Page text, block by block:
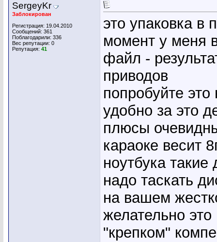
SergeyKr
Заблокирован
Регистрация: 19.04.2010
Сообщений: 361
Поблагодарили: 336
Вес репутации: 0
Репутация: 41
это упаковка в
момент у меня
файл -
приводов
попробуйте
удобно за это
плюсы
караоке весит
ноутбука
надо таскать
на вашем
желательно
"крепком"